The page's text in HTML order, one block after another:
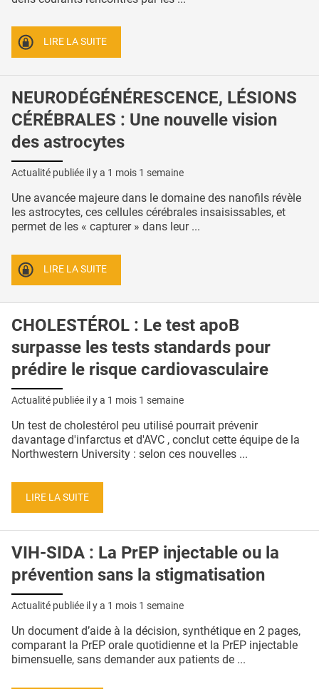
LIRE LA SUITE
NEURODÉGÉNÉRESCENCE, LÉSIONS
CÉRÉBRALES : Une nouvelle vision
des astrocytes
Actualité publiée il y a 1 mois 1 semaine
Une avancée majeure dans le domaine des nanofils révèle
les astrocytes, ces cellules cérébrales insaisissables, et
permet de les « capturer » dans leur ...
LIRE LA SUITE
CHOLESTÉROL : Le test apoB
surpasse les tests standards pour
prédire le risque cardiovasculaire
Actualité publiée il y a 1 mois 1 semaine
Un test de cholestérol peu utilisé pourrait prévenir
davantage d'infarctus et d'AVC , conclut cette équipe de la
Northwestern University : selon ces nouvelles ...
LIRE LA SUITE
VIH-SIDA : La PrEP injectable ou la
prévention sans la stigmatisation
Actualité publiée il y a 1 mois 1 semaine
Un document d’aide à la décision, synthétique en 2 pages,
comparant la PrEP orale quotidienne et la PrEP injectable
bimensuelle, sans demander aux patients de ...